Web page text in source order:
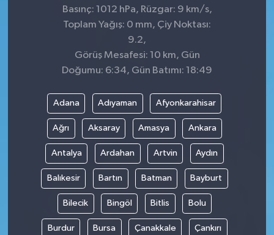
Basınç: 1012 hPa, Rüzgar: 9 km/s,
Toplam Yağış: 0 mm, Çiy Noktası:
9.2,
Görüş Mesafesi: 10 km, Gün
Doğumu: 6:34, Gün Batımı: 18:49
Adana Adıyaman Afyonkarahisar
Ağrı Aksaray Amasya Ankara
Antalya Ardahan Artvin Aydın
Balıkesir Bartın Batman Bayburt
Bilecik Bingöl Bitlis Bolu
Burdur Bursa Çanakkale Çankırı